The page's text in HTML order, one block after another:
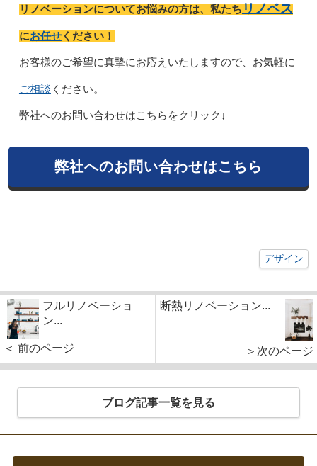
リノベーションについてお悩みの方は、私たちリノベス
にお任せください！
お客様のご希望に真摯にお応えいたしますので、お気軽に
ご相談 ください。
弊社へのお問い合わせはこちらをクリック↓
弊社へのお問い合わせはこちら
デザイン
フルリノベーショ
ン...
＜ 前のページ
断熱リノベーション...
＞次のページ
ブログ記事一覧を見る